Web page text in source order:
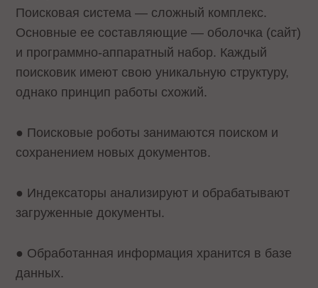
Поисковая система — сложный комплекс.
Основные ее составляющие — оболочка (сайт)
и программно-аппаратный набор. Каждый
поисковик имеют свою уникальную структуру,
однако принцип работы схожий.
● Поисковые роботы занимаются поиском и
сохранением новых документов.
● Индексаторы анализируют и обрабатывают
загруженные документы.
● Обработанная информация хранится в базе
данных.